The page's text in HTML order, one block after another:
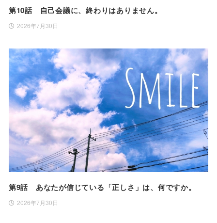
第10話 自己会議に、終わりはありません。
2026年7月30日
第9話 あなたが信じている「正しさ」は、何ですか。
2026年7月30日